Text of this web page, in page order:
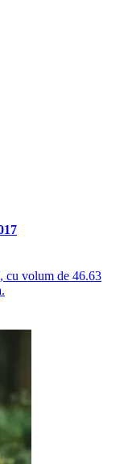
cu volum de 46.63